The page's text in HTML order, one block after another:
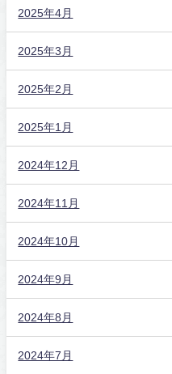
2025年4月
2025年3月
2025年2月
2025年1月
2024年12月
2024年11月
2024年10月
2024年9月
2024年8月
2024年7月